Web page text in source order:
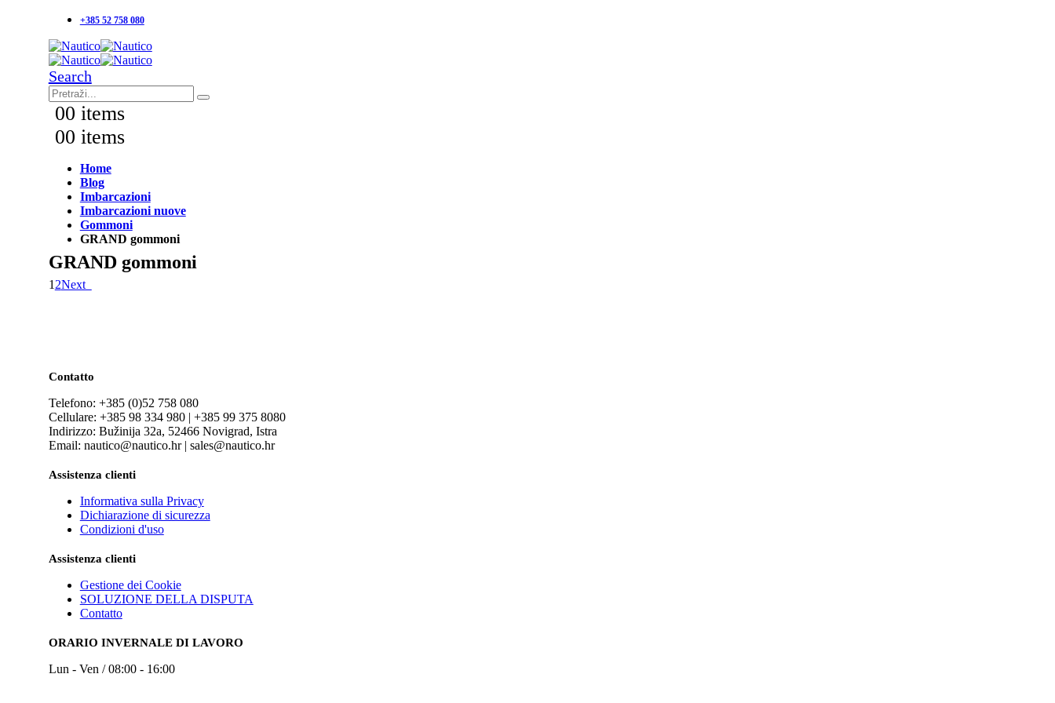
+385 52 758 080
Search
00 items
00 items
Home
Blog
Imbarcazioni
Imbarcazioni nuove
Gommoni
GRAND gommoni
GRAND gommoni
1 2Next
Contatto
Telefono: +385 (0)52 758 080
Cellulare: +385 98 334 980 | +385 99 375 8080
Indirizzo: Bužinija 32a, 52466 Novigrad, Istra
Email: nautico@nautico.hr | sales@nautico.hr
Assistenza clienti
Informativa sulla Privacy
Dichiarazione di sicurezza
Condizioni d'uso
Assistenza clienti
Gestione dei Cookie
SOLUZIONE DELLA DISPUTA
Contatto
ORARIO INVERNALE DI LAVORO
Lun - Ven / 08:00 - 16:00